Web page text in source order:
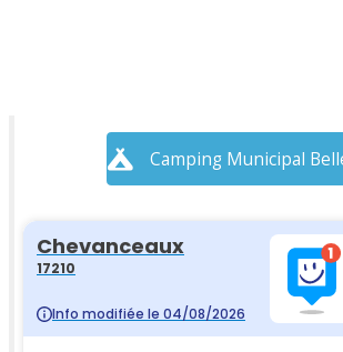
Camping Municipal